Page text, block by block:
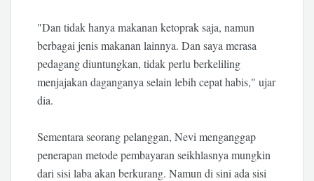
"Dan tidak hanya makanan ketoprak saja, namun
berbagai jenis makanan lainnya. Dan saya merasa
pedagang diuntungkan, tidak perlu berkeliling
menjajakan daganganya selain lebih cepat habis," ujar
dia.
Sementara seorang pelanggan, Nevi menganggap
penerapan metode pembayaran seikhlasnya mungkin
dari sisi laba akan berkurang. Namun di sini ada sisi